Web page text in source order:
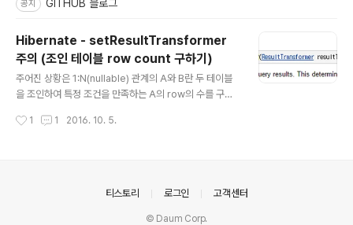
공지 GITHUB 블로그
Hibernate - setResultTransformer
주의 (조인 테이블 row count 구하기)
주어진 상황은 1:N(nullable) 관계의 A와 B란 두 테이블
을 조인하여 특정 조건을 만족하는 A의 row의 수를 구하
일 수도 있습니다. 이런 경우 A 주체의 왼쪽 외부 조인을 사
야 합니다! 중복을 제거하는 방법으로 많이 사용되는 Hibe
fication.DISTINCT_ROOT_ENTITY)입니다. Project
1 1 2016. 10. 5.
티스토리 로그인 고객센터
© Daum Corp.